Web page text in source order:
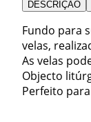
DESCRIÇÃO
Fundo para
velas,
As velas
Objecto
Perfeito